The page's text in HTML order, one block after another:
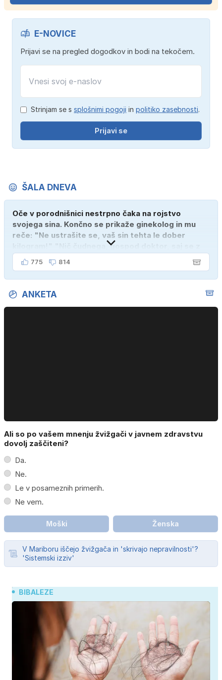
E-NOVICE
Prijavi se na pregled dogodkov in bodi na tekočem.
Strinjam se s splošnimi pogoji in politiko zasebnosti.
Prijavi se
ŠALA DNEVA
Oče v porodnišnici nestrpno čaka na rojstvo
svojega sina. Končno se prikaže ginekolog in mu
reče: "Ne ustrašite se, vaš sin tehta le dober
kilogram!" "Nič čudnega, gospod doktor, saj se z
ženo poznava šele tri mesece."
775 814
ANKETA
Ali so po vašem mnenju žvižgači v javnem zdravstvu
dovolj zaščiteni?
Da.
Ne.
Le v posameznih primerih.
Ne vem.
Moški Ženska
V Mariboru iščejo žvižgača in 'skrivajo nepravilnosti'?
'Sistemski izziv'
BIBALEZE